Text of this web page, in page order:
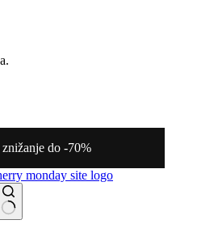
do -70%